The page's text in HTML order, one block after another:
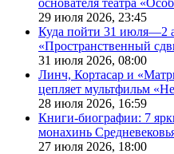
29 июля 2026, 23:45
Куда пойти 31 июля—2
«Пространственный
31 июля 2026, 08:00
Линч, Кортасар и
цепляет мультфильм
28 июля 2026, 16:59
Книги-биографии: 7
монахинь
27 июля 2026, 18:00